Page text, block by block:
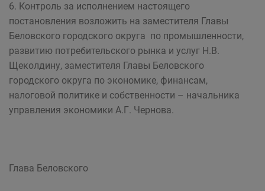
6. Контроль за исполнением настоящего
постановления возложить на заместителя Главы
Беловского городского округа по промышленности,
развитию потребительского рынка и услуг Н.В.
Щеколдину, заместителя Главы Беловского
городского округа по экономике, финансам,
налоговой политике и собственности – начальника
управления экономики А.Г. Чернова.
Глава Беловского